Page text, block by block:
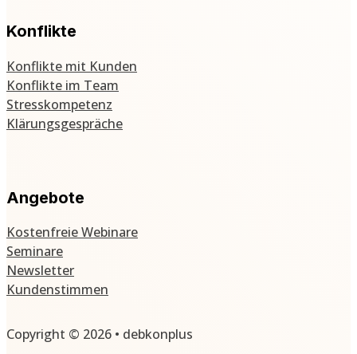
Konflikte
Konflikte mit Kunden
Konflikte im Team
Stresskompetenz
Klärungsgespräche
Angebote
Kostenfreie Webinare
Seminare
Newsletter
Kundenstimmen
Copyright © 2026 • debkonplus